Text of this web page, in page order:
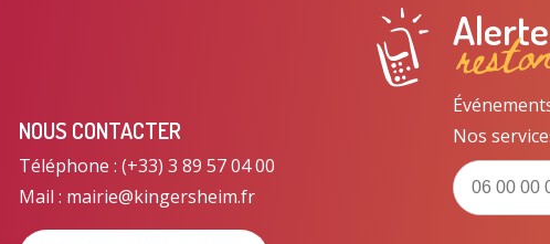
NOUS CONTACTER
Téléphone : (+33) 3 89 57 04 00
Mail : mairie@kingersheim.fr
Nos